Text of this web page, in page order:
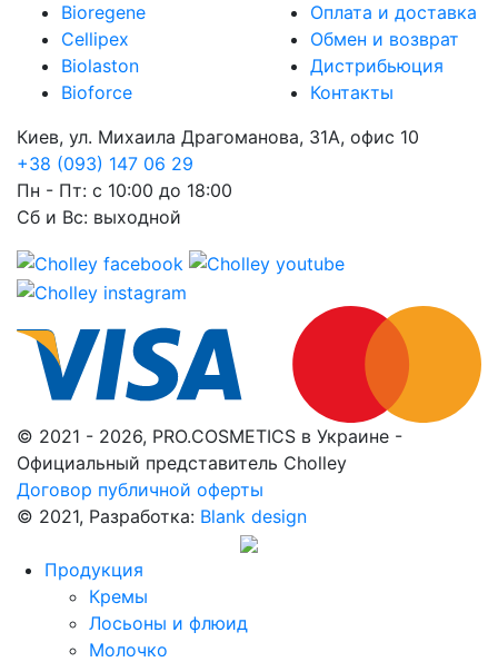
Bioregene
Cellipex
Biolaston
Bioforce
Оплата и доставка
Обмен и возврат
Дистрибьюция
Контакты
Киев, ул. Михаила Драгоманова, 31А, офис 10
+38 (093) 147 06 29
Пн - Пт: с 10:00 до 18:00
Сб и Вс: выходной
© 2021 - 2026, PRO.COSMETICS в Украине -
Официальный представитель Cholley
Договор публичной оферты
© 2021, Разработка: Blank design
Продукция
Кремы
Лосьоны и флюид
Молочко